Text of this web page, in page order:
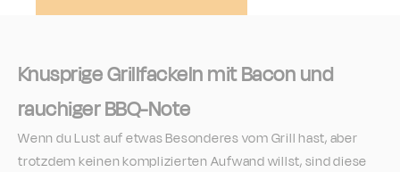
Knusprige Grillfackeln mit Bacon und
rauchiger BBQ-Note
Wenn du Lust auf etwas Besonderes vom Grill hast, aber
trotzdem keinen komplizierten Aufwand willst, sind diese